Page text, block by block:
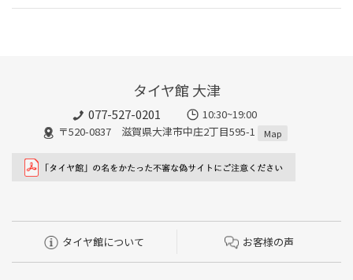
タイヤ館 大津
077-527-0201
10:30~19:00
〒520-0837 滋賀県大津市中庄2丁目595-1
Map
タイヤ館について お客様の声